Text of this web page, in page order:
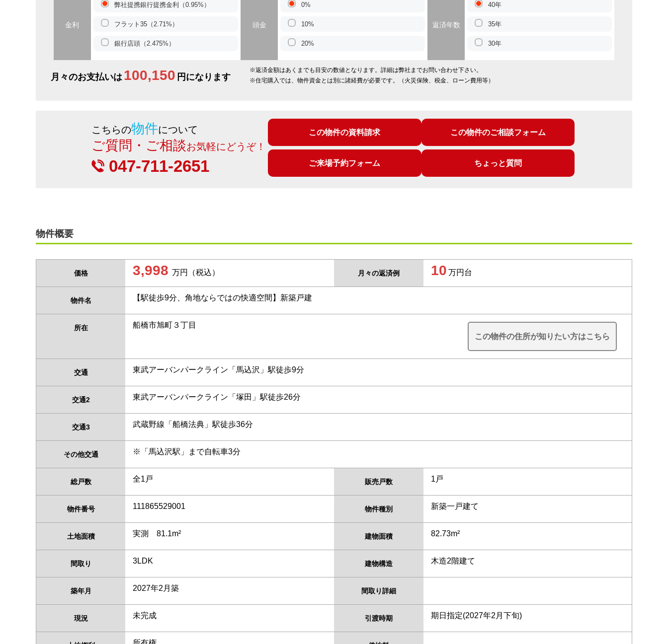
金利
弊社提携銀行提携金利（0.95%）
フラット35（2.71%）
銀行店頭（2.475%）
頭金
0%
10%
20%
返済年数
40年
35年
30年
月々のお支払いは 100,150 円になります
※返済金額はあくまでも目安の数値となります。詳細は弊社までお問い合わせ下さい。
※住宅購入では、物件資金とは別に諸経費が必要です。（火災保険、税金、ローン費用等）
こちらの物件について
ご質問・ご相談お気軽にどうぞ！
047-711-2651
この物件の資料請求 この物件のご相談フォーム
ご来場予約フォーム ちょっと質問
物件概要
価格 3,998 万円（税込） 月々の返済例 10 万円台
物件名 【駅徒歩9分、角地ならではの快適空間】新築戸建
所在
船橋市旭町３丁目
この物件の住所が知りたい方はこちら
交通 東武アーバンパークライン「馬込沢」駅徒歩9分
交通2 東武アーバンパークライン「塚田」駅徒歩26分
交通3 武蔵野線「船橋法典」駅徒歩36分
その他交通 ※「馬込沢駅」まで自転車3分
総戸数 全1戸 販売戸数 1戸
物件番号 111865529001 物件種別 新築一戸建て
土地面積 実測 81.1m² 建物面積 82.73m²
間取り 3LDK 建物構造 木造2階建て
築年月 2027年2月築 間取り詳細
現況 未完成 引渡時期 期日指定(2027年2月下旬)